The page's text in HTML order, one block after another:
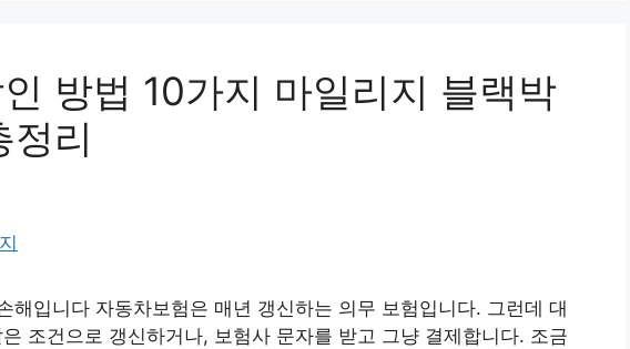
방법 10가지 마일리지 블랙박
정리
해입니다 자동차보험은 매년 갱신하는 의무 보험입니다. 그런데 대
조건으로 갱신하거나, 보험사 문자를 받고 그냥 결제합니다. 조금